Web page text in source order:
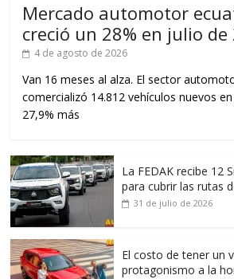
Mercado automotor
creció un 28% en julio de
4 de agosto de 2026
Van 16 meses al alza. El sector
comercializó 14.812 vehículos nuevos
27,9% más
La FEDAK recibe 12
para cubrir las rutas
31 de julio de 2026
El costo de tener un
protagonismo a la